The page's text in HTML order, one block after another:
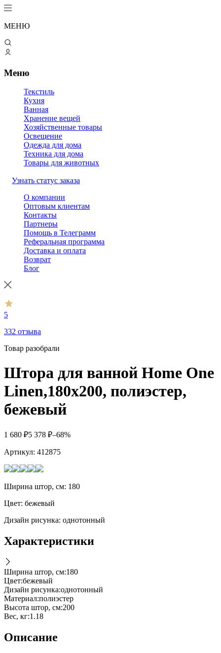
МЕНЮ
Меню
Текстиль
Кухня
Ванная
Хранение вещей
Хозяйственные товары
Освещение
Одежда для дома
Техника для дома
Товары для животных
Узнать статус заказа
О компании
Оптовым клиентам
Контакты
Партнеры
Помощь в Телеграмм
Реферальная программа
Доставка и оплата
Возврат
Блог
5
332 отзыва
Товар разобрали
Штора для ванной Home One
Linen,180х200, полиэстер,
бежевый
1 680 ₽5 378 ₽–68%
Артикул: 412875
Ширина штор, см: 180
Цвет: бежевый
Дизайн рисунка: однотонный
Характеристики
Ширина штор, см:180
Цвет:бежевый
Дизайн рисунка:однотонный
Материал:полиэстер
Высота штор, см:200
Вес, кг:1.18
Описание